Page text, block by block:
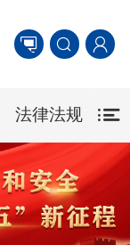
法律法规 自